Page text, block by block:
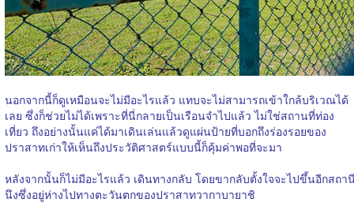
นอกจากนี้ก็ดูเหมือนจะไม่มีอะไรแล้ว แทบจะไม่สามารถเข้าใกล้บริเวณได้
เลย ซึ่งก็ช่วยไม่ได้เพราะที่นี่กลายเป็นเรือนจำไปแล้ว ไม่ใช่สถานที่ท่อง
เที่ยว ถึงอย่างนั้นแค่ได้มาเดินเล่นแล้วดูแผ่นป้ายที่บอกถึงร่องรอยของ
ปราสาทเก่าให้เห็นถึงประวัติศาสตร์แบบนี้ก็คุ้มค่าพอที่จะมา
หลังจากนั้นก็ไม่มีอะไรแล้ว เดินทางกลับ โดยขากลับตั้งใจจะไปขึ้นอีกสถา
นึงซึ่งอยู่ห่างไปทางตะวันตกของปราสาทวากาบายาชิ